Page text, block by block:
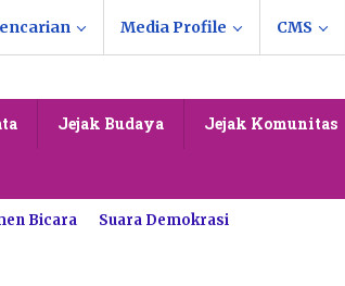
Media Profile CMS
Jejak Budaya Jejak Komunitas
Bicara Suara Demokrasi